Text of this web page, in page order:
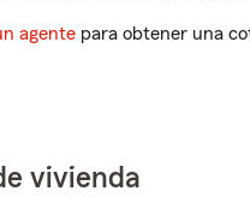
agente para obtener una
vivienda